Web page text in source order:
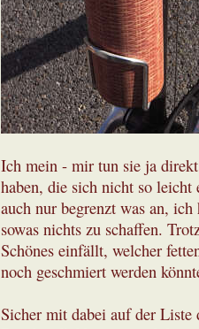
Ich mein - mir tun sie ja
haben, die sich nicht so leicht
auch nur begrenzt was an,
sowas nichts zu schaffen.
Schönes einfällt, welcher
noch geschmiert werden
Sicher mit dabei auf der